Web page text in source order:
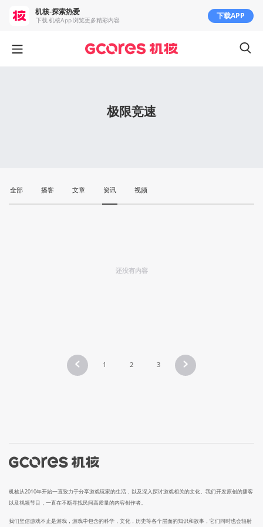
极限竞速
全部 播客 文章 资讯 视频
还没有内容
1 2 3
机核从2010年开始一直致力于分享游戏玩家的生活，以及深入探讨游戏相关的文化。我们开发原创的播客
以及视频节目，一直在不断寻找民间高质量的内容创作者。
我们坚信游戏不止是游戏，游戏中包含的科学，文化，历史等各个层面的知识和故事，它们同时也会辐射
机核-探索热爱
下载 机核App 浏览更多精彩内容 下载APP